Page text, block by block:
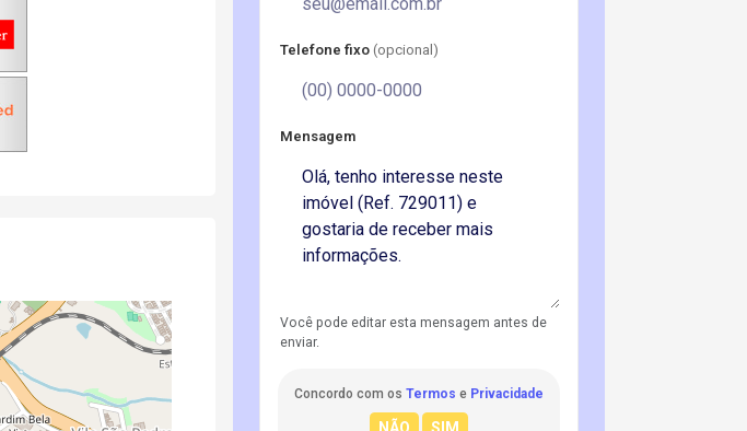
Telefone fixo (opcional)
Mensagem
Você pode editar esta mensagem antes de
enviar.
Concordo com os Termos e Privacidade